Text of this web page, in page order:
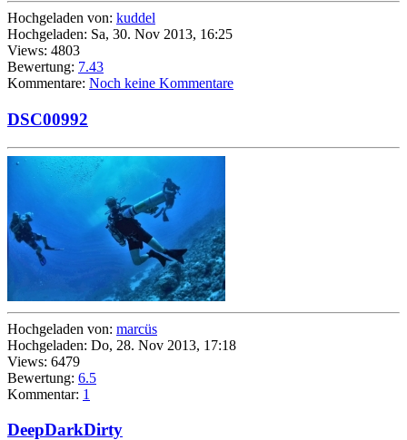
Hochgeladen von: kuddel
Hochgeladen: Sa, 30. Nov 2013, 16:25
Views: 4803
Bewertung: 7.43
Kommentare: Noch keine Kommentare
DSC00992
Hochgeladen von: marcüs
Hochgeladen: Do, 28. Nov 2013, 17:18
Views: 6479
Bewertung: 6.5
Kommentar: 1
DeepDarkDirty